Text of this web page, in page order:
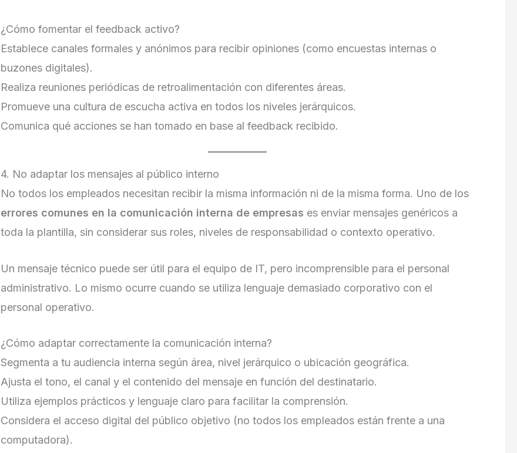
¿Cómo fomentar el feedback activo?
Establece canales formales y anónimos para recibir opiniones (como encuestas internas o
buzones digitales).
Realiza reuniones periódicas de retroalimentación con diferentes áreas.
Promueve una cultura de escucha activa en todos los niveles jerárquicos.
Comunica qué acciones se han tomado en base al feedback recibido.
4. No adaptar los mensajes al público interno
No todos los empleados necesitan recibir la misma información ni de la misma forma. Uno de los
errores comunes en la comunicación interna de empresas es enviar mensajes genéricos a
toda la plantilla, sin considerar sus roles, niveles de responsabilidad o contexto operativo.
Un mensaje técnico puede ser útil para el equipo de IT, pero incomprensible para el personal
administrativo. Lo mismo ocurre cuando se utiliza lenguaje demasiado corporativo con el
personal operativo.
¿Cómo adaptar correctamente la comunicación interna?
Segmenta a tu audiencia interna según área, nivel jerárquico o ubicación geográfica.
Ajusta el tono, el canal y el contenido del mensaje en función del destinatario.
Utiliza ejemplos prácticos y lenguaje claro para facilitar la comprensión.
Considera el acceso digital del público objetivo (no todos los empleados están frente a una
computadora).